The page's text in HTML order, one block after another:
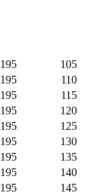
195
105
195
110
195
115
195
120
195
125
195
130
195
135
195
140
195
145